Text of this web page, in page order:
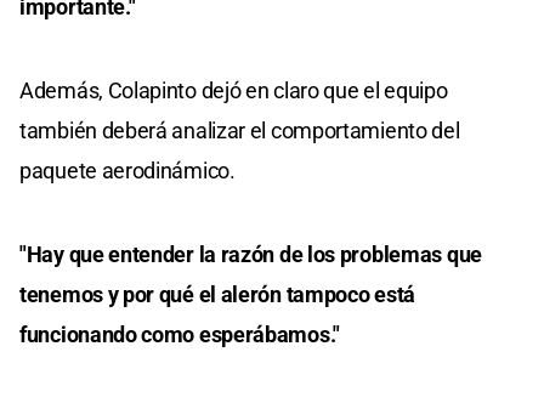
importante."
Además, Colapinto dejó en claro que el equipo
también deberá analizar el comportamiento del
paquete aerodinámico.
"Hay que entender la razón de los problemas que
tenemos y por qué el alerón tampoco está
funcionando como esperábamos."